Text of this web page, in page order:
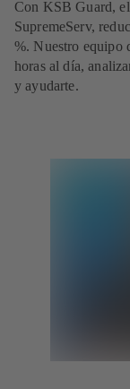
Con KSB Guard,
SupremeServ,
%. Nuestro equipo
horas al día,
y ayudarte.